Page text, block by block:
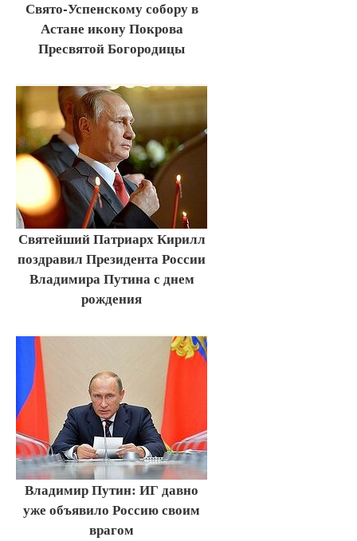
Свято-Успенскому собору в
Астане икону Покрова
Пресвятой Богородицы
Святейший Патриарх Кирилл
поздравил Президента России
Владимира Путина с днем
рождения
Владимир Путин: ИГ давно
уже объявило Россию своим
врагом